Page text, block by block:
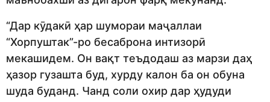
“Дар кӯдакӣ ҳар шумораи маҷаллаи
“Хорпуштак”-ро бесаброна интизорӣ
мекашидем. Он вақт теъдодаш аз марзи даҳ
ҳазор гузашта буд, хурду калон ба он обуна
шуда буданд. Чанд соли охир дар ҳудуди